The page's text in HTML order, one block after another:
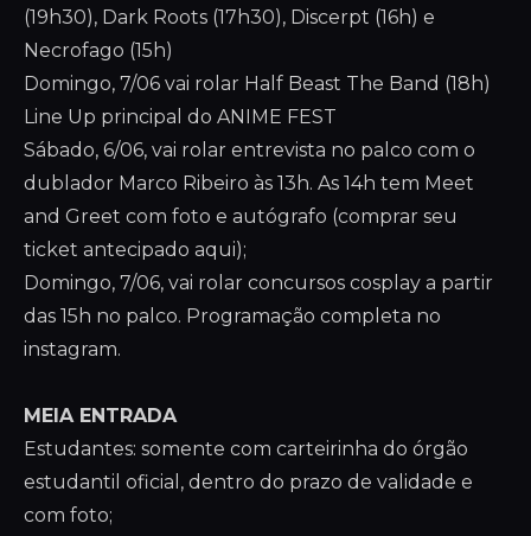
(19h30), Dark Roots (17h30), Discerpt (16h) e
Necrofago (15h)
Domingo, 7/06 vai rolar Half Beast The Band (18h)
Line Up principal do ANIME FEST
Sábado, 6/06, vai rolar entrevista no palco com o
dublador Marco Ribeiro às 13h. As 14h tem Meet
and Greet com foto e autógrafo (comprar seu
ticket antecipado aqui);
Domingo, 7/06, vai rolar concursos cosplay a partir
das 15h no palco. Programação completa no
instagram.
MEIA ENTRADA
Estudantes: somente com carteirinha do órgão
estudantil oficial, dentro do prazo de validade e
com foto;